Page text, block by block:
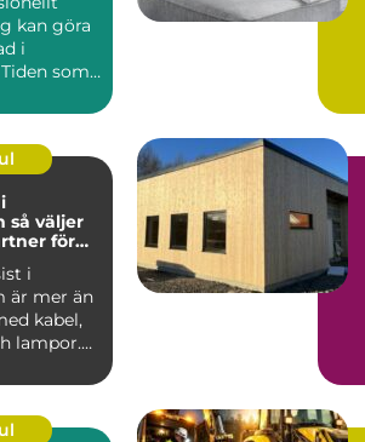
kan göra
i
som
för
i
är mer än
kabel,
lampor.